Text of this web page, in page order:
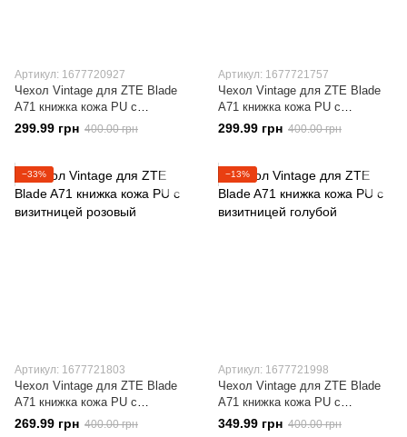
Артикул: 1677720927
Чехол Vintage для ZTE Blade
A71 книжка кожа PU с
визитницей черный
299.99 грн 400.00 грн
Артикул: 1677721757
Чехол Vintage для ZTE Blade
A71 книжка кожа PU с
визитницей серый
299.99 грн 400.00 грн
−33%
Артикул: 1677721803
Чехол Vintage для ZTE Blade
A71 книжка кожа PU с
визитницей розовый
269.99 грн 400.00 грн
−13%
Артикул: 1677721998
Чехол Vintage для ZTE Blade
A71 книжка кожа PU с
визитницей голубой
349.99 грн 400.00 грн